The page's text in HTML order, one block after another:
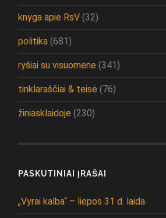
knyga apie RsV (32)
politika (681)
ryšiai su visuomene (341)
tinklaraščiai & teisė (76)
žiniasklaidoje (230)
PASKUTINIAI ĮRAŠAI
„Vyrai kalba“ – liepos 31 d. laida